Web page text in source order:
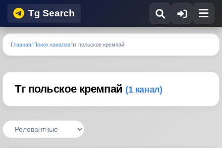
Tg Search
Главная Поиск каналов тг польское кремпай
Тг польское кремпай (1 канал)